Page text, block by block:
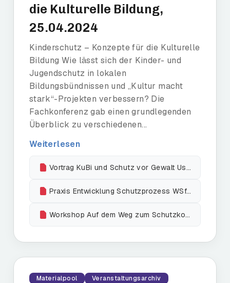
die Kulturelle Bildung,
25.04.2024
Kinderschutz – Konzepte für die Kulturelle
Bildung Wie lässt sich der Kinder- und
Jugendschutz in lokalen
Bildungsbündnissen und „Kultur macht
stark“-Projekten verbessern? Die
Fachkonferenz gab einen grundlegenden
Überblick zu verschiedenen...
Weiterlesen
Vortrag KuBi und Schutz vor Gewalt Uschi Tepaße
Praxis Entwicklung Schutzprozess WSfM Münster
Workshop Auf dem Weg zum Schutzkonzept Uschi Tepaße
Materialpool Veranstaltungsarchiv